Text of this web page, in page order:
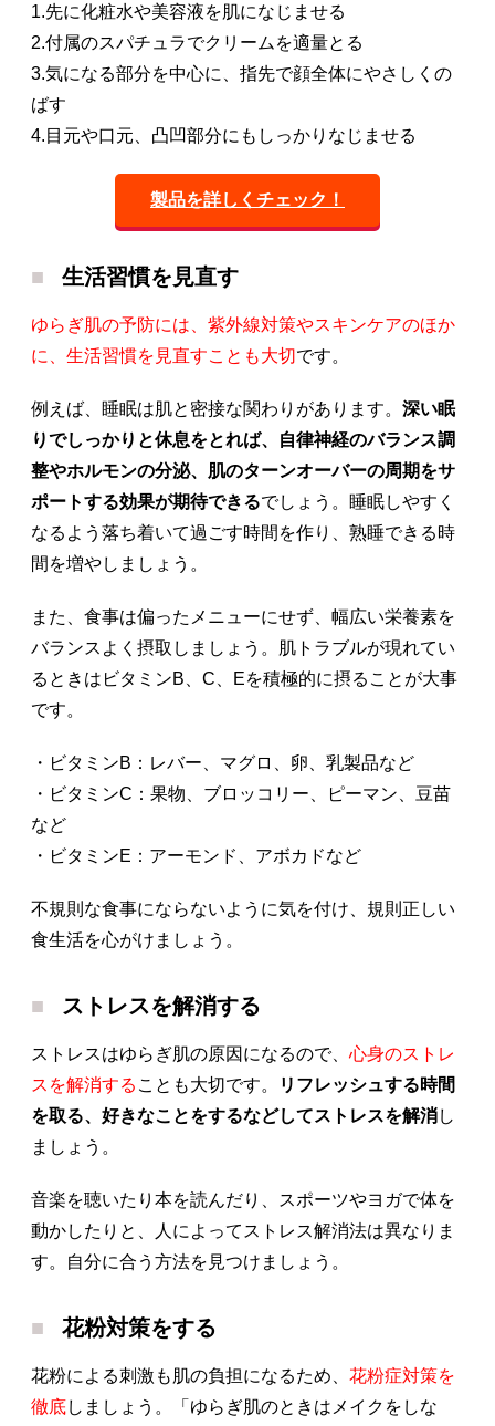
1.先に化粧水や美容液を肌になじませる
2.付属のスパチュラでクリームを適量とる
3.気になる部分を中心に、指先で顔全体にやさしくの
ばす
4.目元や口元、凸凹部分にもしっかりなじませる
製品を詳しくチェック！
生活習慣を見直す
ゆらぎ肌の予防には、紫外線対策やスキンケアのほか
に、生活習慣を見直すことも大切です。
例えば、睡眠は肌と密接な関わりがあります。 深い眠
りでしっかりと休息をとれば、自律神経のバランス調
整やホルモンの分泌、肌のターンオーバーの周期をサ
ポートする効果が期待できるでしょう。睡眠しやすく
なるよう落ち着いて過ごす時間を作り、熟睡できる時
間を増やしましょう。
また、食事は偏ったメニューにせず、幅広い栄養素を
バランスよく摂取しましょう。肌トラブルが現れてい
るときはビタミンB、C、Eを積極的に摂ることが大事
です。
・ビタミンB：レバー、マグロ、卵、乳製品など
・ビタミンC：果物、ブロッコリー、ピーマン、豆苗
など
・ビタミンE：アーモンド、アボカドなど
不規則な食事にならないように気を付け、規則正しい
食生活を心がけましょう。
ストレスを解消する
ストレスはゆらぎ肌の原因になるので、 心身のストレ
スを解消する ことも大切です。
リフレッシュする時間
を取る、好きなことをするなどしてストレスを解消し
ましょう。
音楽を聴いたり本を読んだり、スポーツやヨガで体を
動かしたりと、人によってストレス解消法は異なりま
す。自分に合う方法を見つけましょう。
花粉対策をする
花粉による刺激も肌の負担になるため、 花粉症対策を
徹底しましょう。「ゆらぎ肌のときはメイクをしな